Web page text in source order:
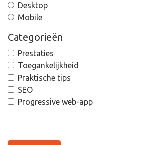
Desktop
Mobile
Categorieën
Prestaties
Toegankelijkheid
Praktische tips
SEO
Progressive web-app